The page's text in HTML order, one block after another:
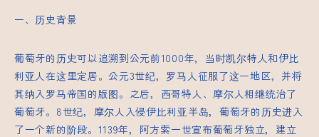
一、历史背景
葡萄牙的历史可以追溯到公元前1000年，当时凯尔特人和伊比
利亚人在这里定居。公元3世纪，罗马人征服了这一地区，并将
其纳入罗马帝国的版图。之后，西哥特人、摩尔人相继统治了
葡萄牙。8世纪，摩尔人入侵伊比利亚半岛，葡萄牙的历史进入
了一个新的阶段。1139年，阿方索一世宣布葡萄牙独立，建立